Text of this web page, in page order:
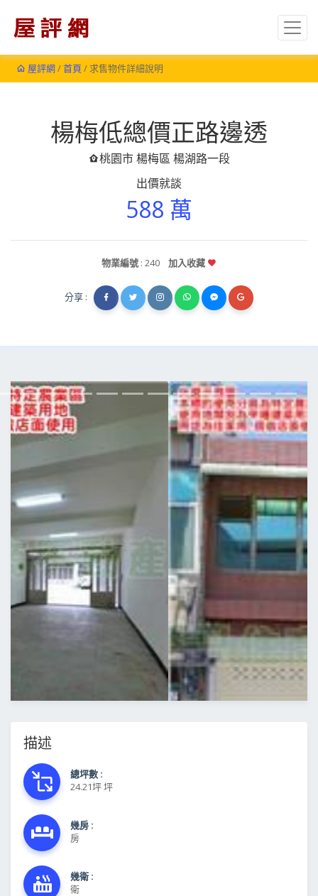
屋評網/首頁 / 求售物件詳細說明
楊梅低總價正路邊透
桃園市 楊梅區 楊湖路一段
出價就談
588 萬
物業編號 : 240 加入收藏
分享 :
描述
總坪數 :
24.21坪 坪
幾房 :
房
幾衛 :
衛